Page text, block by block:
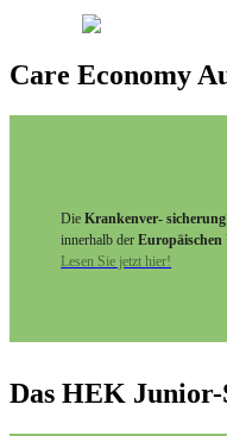
Care Economy
DieKrankenver-
innerhalb der
Lesen Sie jetzt hier!
Das HEK Junior-